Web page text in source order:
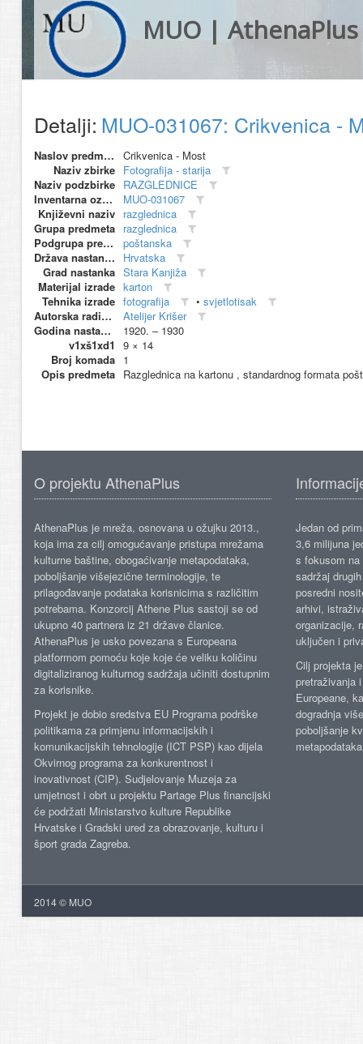
MUO | AthenaPlus
Detalji: MUO-031067: Crikvenica -
Naslov predmeta
Crikvenica - Most
Naziv zbirke Fotografija - starija
Naziv podzbirke RAZGLEDNICE
Inventarna oznaka
MUO-031067
Književni naziv razglednica
Grupa predmeta razglednica
Podgrupa predmeta
poštanska
Država nastanka
Hrvatska
Grad nastanka Stara Kanjiža
Materijal izrade karton
Tehnika izrade fotografija • svjetlotisak
Autorska radionica (proizvođač)
Atelijer Krišer
Godina nastanka
1920. – 1930
v1xš1xd1
9 × 14
Broj komada 1
Opis predmeta Razglednica na kartonu , standardnog formata
O projektu AthenaPlus
AthenaPlus je mreža, osnovana u ožujku 2013.,
koja ima za cilj omogućavanje pristupa mrežama
kulturne baštine, obogaćivanje metapodataka,
poboljšanje višejezične terminologije, te
prilagođavanje podataka korisnicima s različitim
potrebama. Konzorcij Athene Plus sastoji se od
ukupno 40 partnera iz 21 države članice.
AthenaPlus je usko povezana s Europeana
platformom pomoću koje koje će veliku količinu
digitaliziranog kulturnog sadržaja učiniti dostupnim
za korisnike.
Projekt je dobio sredstva EU Programa podrške
politikama za primjenu informacijskih i
komunikacijskih tehnologije (ICT PSP) kao dijela
Okvirnog programa za konkurentnost i
inovativnost (CIP). Sudjelovanje Muzeja za
umjetnost i obrt u projektu Partage Plus financijski
će podržati Ministarstvo kulture Republike
Hrvatske i Gradski ured za obrazovanje, kulturu i
šport grada Zagreba.
Jedan od
3,6 milijuna
s fokusom
sadržaj
posredni
arhivi,
organizacije,
uključen i
Cilj projekta
pretraživanja
Europeane,
dogradnja
poboljšanje
2014 © MUO